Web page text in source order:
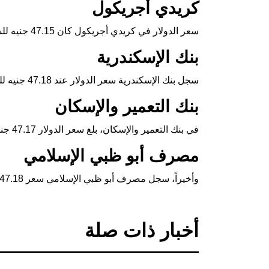
كريدي أجريكول
سعر الدولار في كريدي أجريكول كان 47.15 جنيه للشراء، و47.25 جنيه للبيع، مع تراجع قدره 8 قروش.
بنك الإسكندرية
سجل بنك الإسكندرية سعر الدولار عند 47.18 جنيه للشراء، و47.28 جنيه للبيع، مع تراجع بلغ 8 قروش.
بنك التعمير والإسكان
في بنك التعمير والإسكان، بلغ سعر الدولار 47.17 جنيه للشراء، و47.27 جنيه للبيع، بتراجع قدره 14 قرشاً.
مصرف أبو ظبي الإسلامي
وأخيراً، سجل مصرف أبو ظبي الإسلامي سعر 47.18 جنيه للشراء، و47.28 جنيه للبيع، مع تراجع قدره 10 قروش.
أخبار ذات صلة